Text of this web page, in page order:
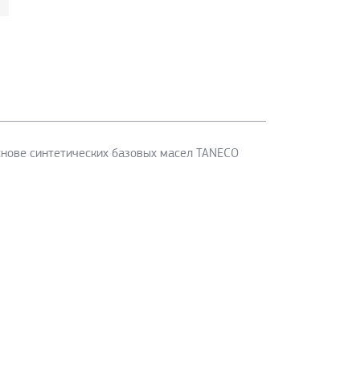
синтетических базовых масел TANECO